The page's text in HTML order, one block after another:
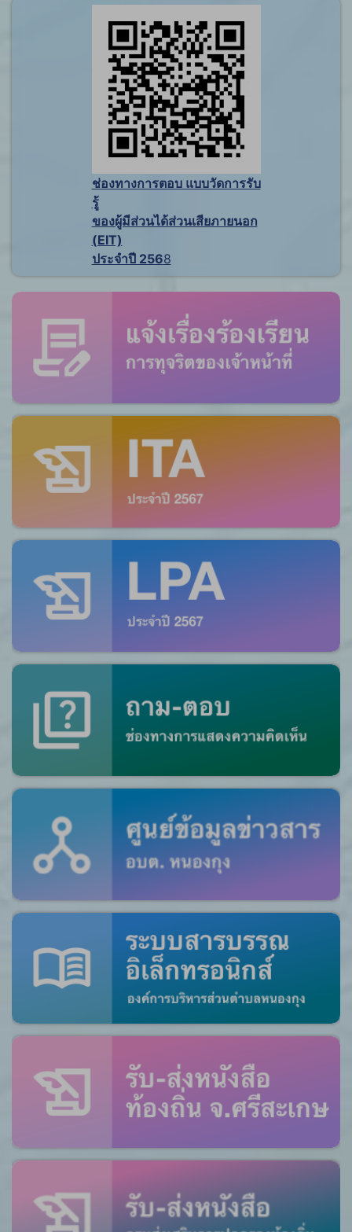
ช่องทางการตอบ แบบวัดการรับ
รู้
ของผู้มีส่วนได้ส่วนเสียภายนอก
(EIT)
ประจำปี 2568